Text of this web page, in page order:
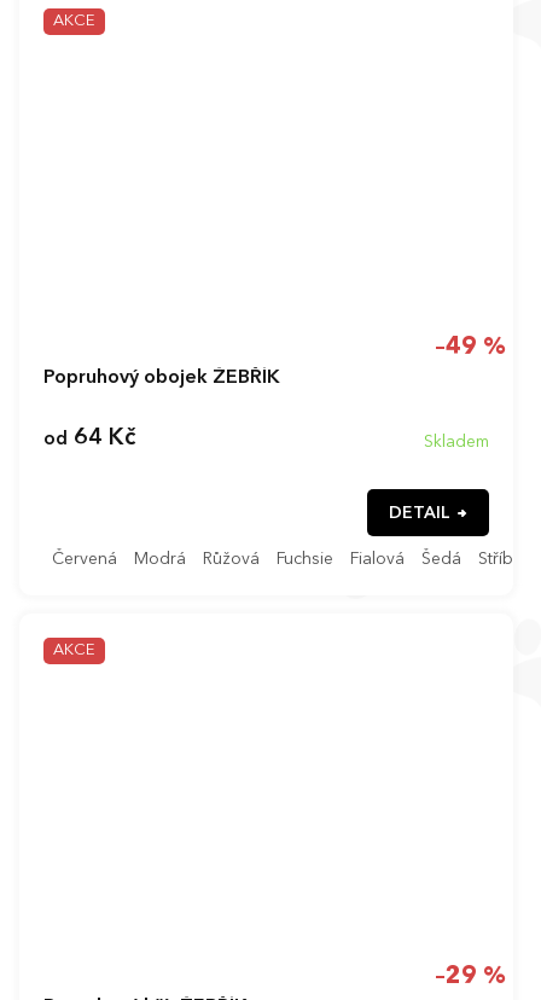
AKCE
–49 %
Popruhový obojek ŽEBŘÍK
Skladem
od 64 Kč
DETAIL
Červená Modrá Růžová Fuchsie Fialová Šedá Stříbrná
AKCE
–29 %